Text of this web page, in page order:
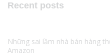
Recent posts
Những sai lầm nhà bán hàng
Amazon